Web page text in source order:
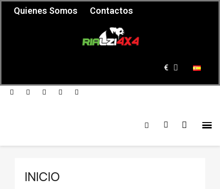
Quienes Somos Contactos
€
INICIO